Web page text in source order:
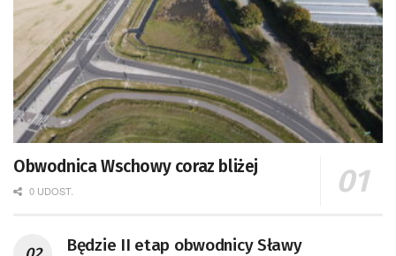
Obwodnica Wschowy coraz bliżej
0 UDOST.
Będzie II etap obwodnicy Sławy